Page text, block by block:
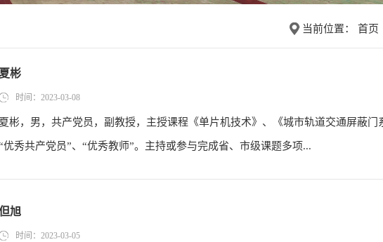
当前位置： 首页
彬
时间：2023-03-08
夏彬，男，共产党员，副教授，主授课程《单片机技术》、《城市轨道交通屏蔽门
优秀共产党员”、“优秀教师”。主持或参与完成省、市级课题多项...
旭
时间：2023-03-05